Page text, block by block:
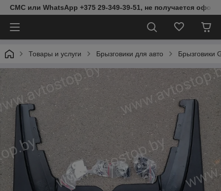
СМС или WhatsApp +375 29-349-39-51, не получается
Товары и услуги Брызговики для авто Брызговики